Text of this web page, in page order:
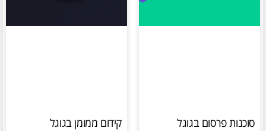
סוכנות פרסום בגוגל קידום ממומן בגוגל